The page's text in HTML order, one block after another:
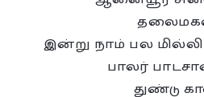
இன்று நாம் பல
பாலர்
துண்டு